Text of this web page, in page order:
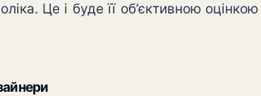
Це і буде її об’єктивною оцінкою